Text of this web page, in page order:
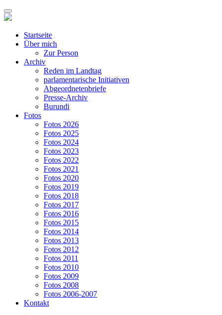
Startseite
Über mich
Zur Person
Archiv
Reden im Landtag
parlamentarische Initiativen
Abgeordnetenbriefe
Presse-Archiv
Burundi
Fotos
Fotos 2026
Fotos 2025
Fotos 2024
Fotos 2023
Fotos 2022
Fotos 2021
Fotos 2020
Fotos 2019
Fotos 2018
Fotos 2017
Fotos 2016
Fotos 2015
Fotos 2014
Fotos 2013
Fotos 2012
Fotos 2011
Fotos 2010
Fotos 2009
Fotos 2008
Fotos 2006-2007
Kontakt